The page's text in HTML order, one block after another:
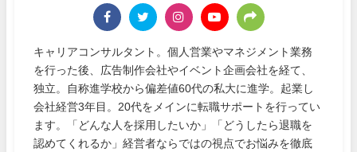
キャリアコンサルタント。個人営業やマネジメント業務
を行った後、広告制作会社やイベント企画会社を経て、
独立。自称進学校から偏差値60代の私大に進学。起業し
会社経営3年目。20代をメインに転職サポートを行ってい
ます。「どんな人を採用したいか」「どうしたら退職を
認めてくれるか」経営者ならではの視点でお悩みを徹底